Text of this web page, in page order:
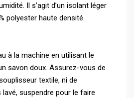
Il s’agit d’un isolant léger
polyester haute densité.
à la machine en utilisant le
savon doux. Assurez-vous de
textile, ni de
suspendre pour le faire